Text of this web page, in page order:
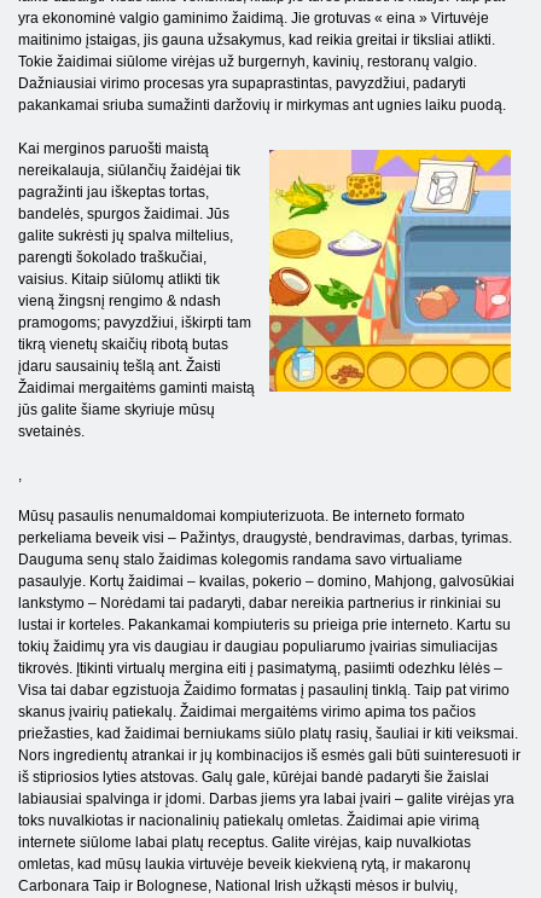
yra ekonominė valgio gaminimo žaidimą. Jie grotuvas « eina » Virtuvėje
maitinimo įstaigas, jis gauna užsakymus, kad reikia greitai ir tiksliai atlikti.
Tokie žaidimai siūlome virėjas už burgernyh, kavinių, restoranų valgio.
Dažniausiai virimo procesas yra supaprastintas, pavyzdžiui, padaryti
pakankamai sriuba sumažinti daržovių ir mirkymas ant ugnies laiku puodą.
Kai merginos paruošti maistą
nereikalauja, siūlančių žaidėjai tik
pagražinti jau iškeptas tortas,
bandelės, spurgos žaidimai. Jūs
galite sukrėsti jų spalva miltelius,
parengti šokolado traškučiai,
vaisius. Kitaip siūlomų atlikti tik
vieną žingsnį rengimo & ndash
pramogoms; pavyzdžiui, iškirpti tam
tikrą vienetų skaičių ribotą butas
įdaru sausainių tešlą ant. Žaisti
Žaidimai mergaitėms gaminti maistą
jūs galite šiame skyriuje mūsų
svetainės.
,
Mūsų pasaulis nenumaldomai kompiuterizuota. Be interneto formato
perkeliama beveik visi – Pažintys, draugystė, bendravimas, darbas, tyrimas.
Dauguma senų stalo žaidimas kolegomis randama savo virtualiame
pasaulyje. Kortų žaidimai – kvailas, pokerio – domino, Mahjong, galvosūkiai
lankstymo – Norėdami tai padaryti, dabar nereikia partnerius ir rinkiniai su
lustai ir korteles. Pakankamai kompiuteris su prieiga prie interneto. Kartu su
tokių žaidimų yra vis daugiau ir daugiau populiarumo įvairias simuliacijas
tikrovės. Įtikinti virtualų mergina eiti į pasimatymą, pasiimti odezhku lėlės –
Visa tai dabar egzistuoja Žaidimo formatas į pasaulinį tinklą. Taip pat virimo
skanus įvairių patiekalų. Žaidimai mergaitėms virimo apima tos pačios
priežasties, kad žaidimai berniukams siūlo platų rasių, šauliai ir kiti veiksmai.
Nors ingredientų atrankai ir jų kombinacijos iš esmės gali būti suinteresuoti ir
iš stipriosios lyties atstovas. Galų gale, kūrėjai bandė padaryti šie žaislai
labiausiai spalvinga ir įdomi. Darbas jiems yra labai įvairi – galite virėjas yra
toks nuvalkiotas ir nacionalinių patiekalų omletas. Žaidimai apie virimą
internete siūlome labai platų receptus. Galite virėjas, kaip nuvalkiotas
omletas, kad mūsų laukia virtuvėje beveik kiekvieną rytą, ir makaronų
Carbonara Taip ir Bolognese, National Irish užkąsti mėsos ir bulvių,